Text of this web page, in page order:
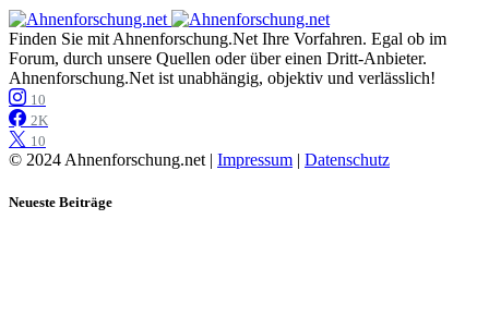
Finden Sie mit Ahnenforschung.Net Ihre Vorfahren. Egal ob im
Forum, durch unsere Quellen oder über einen Dritt-Anbieter.
Ahnenforschung.Net ist unabhängig, objektiv und verlässlich!
10
2K
10
© 2024 Ahnenforschung.net | Impressum | Datenschutz
Neueste Beiträge